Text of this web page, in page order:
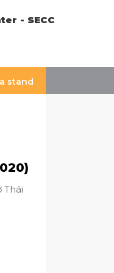
- SECC
stand
Thái